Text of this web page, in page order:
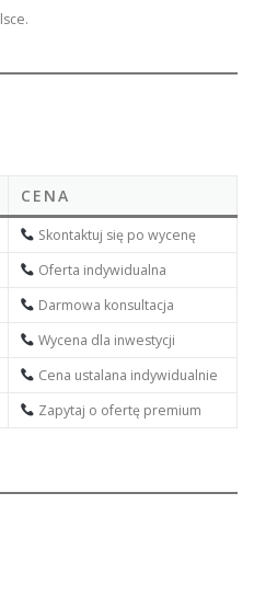
CENA
Skontaktuj się po wycenę
Oferta indywidualna
Darmowa konsultacja
Wycena dla inwestycji
Cena ustalana indywidualnie
Zapytaj o ofertę premium